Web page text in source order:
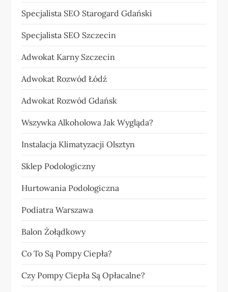
Specjalista SEO Starogard Gdański
Specjalista SEO Szczecin
Adwokat Karny Szczecin
Adwokat Rozwód Łódź
Adwokat Rozwód Gdańsk
Wszywka Alkoholowa Jak Wygląda?
Instalacja Klimatyzacji Olsztyn
Sklep Podologiczny
Hurtowania Podologiczna
Podiatra Warszawa
Balon Żołądkowy
Co To Są Pompy Ciepła?
Czy Pompy Ciepła Są Opłacalne?